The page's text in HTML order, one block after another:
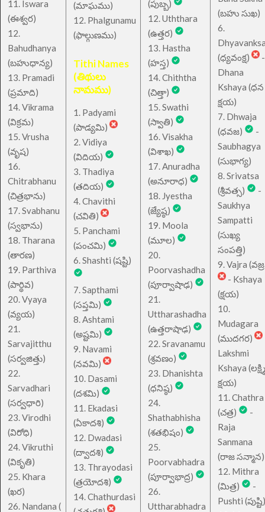
11. Iswara
(ఈశ్వర)
12.
Bahudhanya
(బహుధాన్య)
13. Pramadi
(ప్రమాది)
14. Vikrama
(విక్రమ)
15. Vrusha
(వృష)
16.
Chitrabhanu
(చిత్రభాను)
17. Svabhanu
(స్వభాను)
18. Tharana
(తారణ)
19. Parthiva
(పార్థివ)
20. Vyaya
(వ్యయ)
21.
Sarvajitthu
(సర్వజిత్తు)
22.
Sarvadhari
(సర్వధారి)
23. Virodhi
(విరోధి)
24. Vikruthi
(వికృతి)
25. Khara
(ఖర)
26. Nandana (
(మాఘము)
12. Phalgunamu
(ఫాల్గుణము)
Tithi Names
(తిథులు
నామము)
1. Padyami
(పాడ్యమి)
2. Vidiya
(విదియ)
3. Thadiya
(తదియ)
4. Chavithi
(చవితి)
5. Panchami
(పంచమి)
6. Shashti (షష్టి)
7. Sapthami
(సప్తమి)
8. Ashtami
(అష్టమి)
9. Navami
(నవమి)
10. Dasami
(దశమి)
11. Ekadasi
(ఏకాదశి)
12. Dwadasi
(ద్వాదశి)
13. Thrayodasi
(త్రయోదశి)
14. Chathurdasi
(పుబ్బ)
12. Uththara
(ఉత్తర)
13. Hastha
(హస్త)
14. Chiththa
(చిత్తా)
15. Swathi
(స్వాతి)
16. Visakha
(విశాఖ)
17. Anuradha
(అనూరాధ)
18. Jyestha
(జ్యేష్ఠ)
19. Moola
(మూల)
20.
Poorvashadha
(పూర్వాషాఢ)
21.
Uttharashadha
(ఉత్తరాషాఢ)
22. Sravanamu
(శ్రవణం)
23. Dhanishta
(ధనిష్ఠ)
24.
Shathabhisha
(శతభిషం)
25.
Poorvabhadra
(పూర్వాభాద్ర)
26.
Uttharabhadra
(బహు సుఖ)
6.
(ధ్యవంక్ష)
-
Dhana
Kshaya (ధన
క్షయ)
7. Dhwaja
(ధవజ)
-
Saubhagya
(సుభాగ్య)
8. Srivatsa
(శ్రీవత్స)
-
Saukhya
Sampatti
(సుఖ్య
సంపత్తి)
9. Vajra
- Kshaya
(క్షయ)
10.
Mudagara
(ముదగర)
Lakshmi
Kshaya (లక్ష్మి
క్షయ)
11. Chathra
(చత్ర)
-
Raja
Sanmana
(రాజ సన్మాన)
12. Mithra
(మిత్ర)
-
Pushti (పుష్టి)